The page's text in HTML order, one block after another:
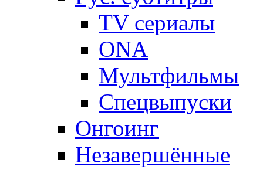
TV сериалы
ONA
Мультфильмы
Спецвыпуски
Онгоинг
Незавершённые